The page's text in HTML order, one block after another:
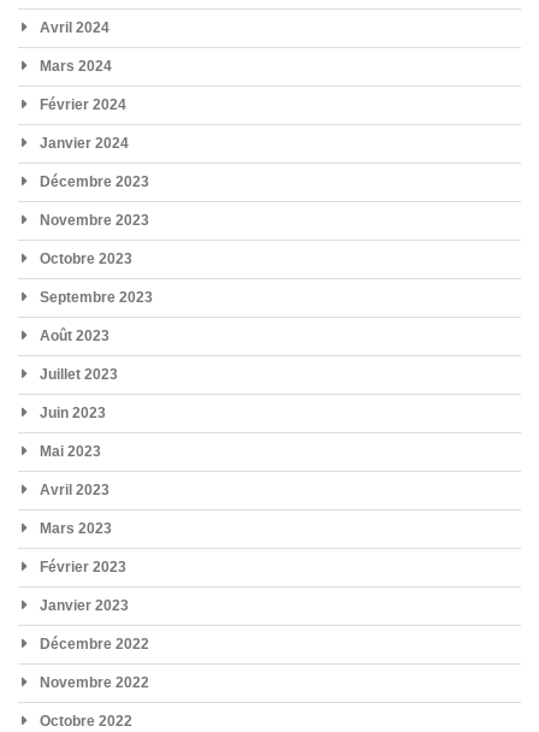
Avril 2024
Mars 2024
Février 2024
Janvier 2024
Décembre 2023
Novembre 2023
Octobre 2023
Septembre 2023
Août 2023
Juillet 2023
Juin 2023
Mai 2023
Avril 2023
Mars 2023
Février 2023
Janvier 2023
Décembre 2022
Novembre 2022
Octobre 2022